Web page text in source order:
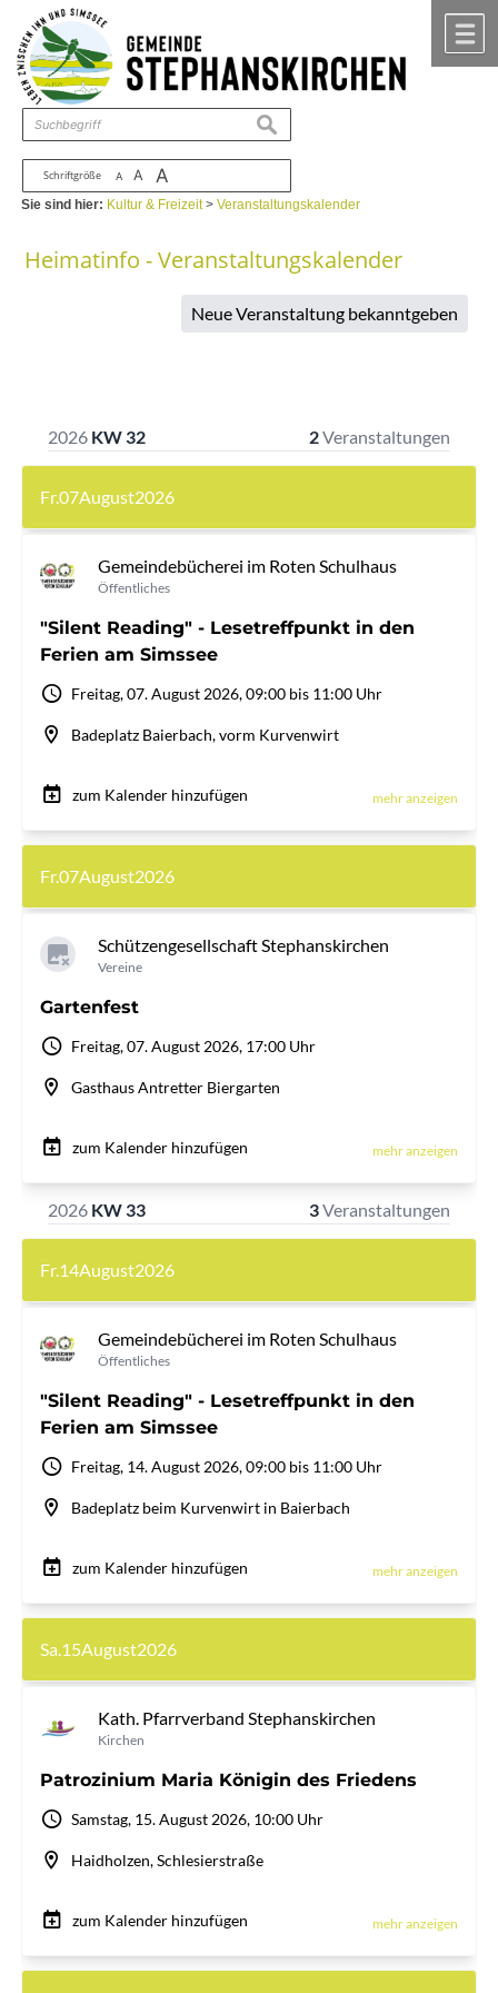
Zum Inhalt ,zur Navigation
Schriftgröße A A A
suchen
Sie sind hier: Kultur & Freizeit>Veranstaltungskalender
Heimatinfo - Veranstaltungskalender